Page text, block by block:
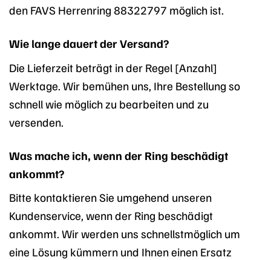
den FAVS Herrenring 88322797 möglich ist.
Wie lange dauert der Versand?
Die Lieferzeit beträgt in der Regel [Anzahl]
Werktage. Wir bemühen uns, Ihre Bestellung so
schnell wie möglich zu bearbeiten und zu
versenden.
Was mache ich, wenn der Ring beschädigt
ankommt?
Bitte kontaktieren Sie umgehend unseren
Kundenservice, wenn der Ring beschädigt
ankommt. Wir werden uns schnellstmöglich um
eine Lösung kümmern und Ihnen einen Ersatz